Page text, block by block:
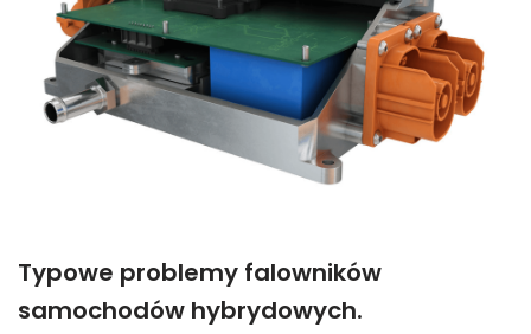
Typowe problemy falowników
samochodów hybrydowych.